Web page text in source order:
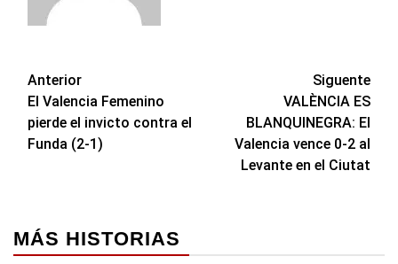
Navegación
de
entradas
Anterior
El Valencia Femenino
pierde el invicto contra el
Funda (2-1)
Siguente
VALÈNCIA ES
BLANQUINEGRA: El
Valencia vence 0-2 al
Levante en el Ciutat
MÁS HISTORIAS